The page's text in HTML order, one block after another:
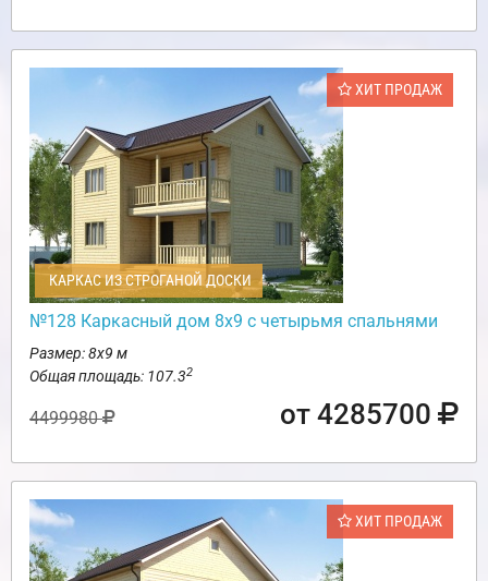
ХИТ ПРОДАЖ
КАРКАС ИЗ СТРОГАНОЙ ДОСКИ
№128 Каркасный дом 8х9 с четырьмя спальнями
Размер: 8х9 м
Общая площадь: 107.32
4499980 от 4285700
ХИТ ПРОДАЖ